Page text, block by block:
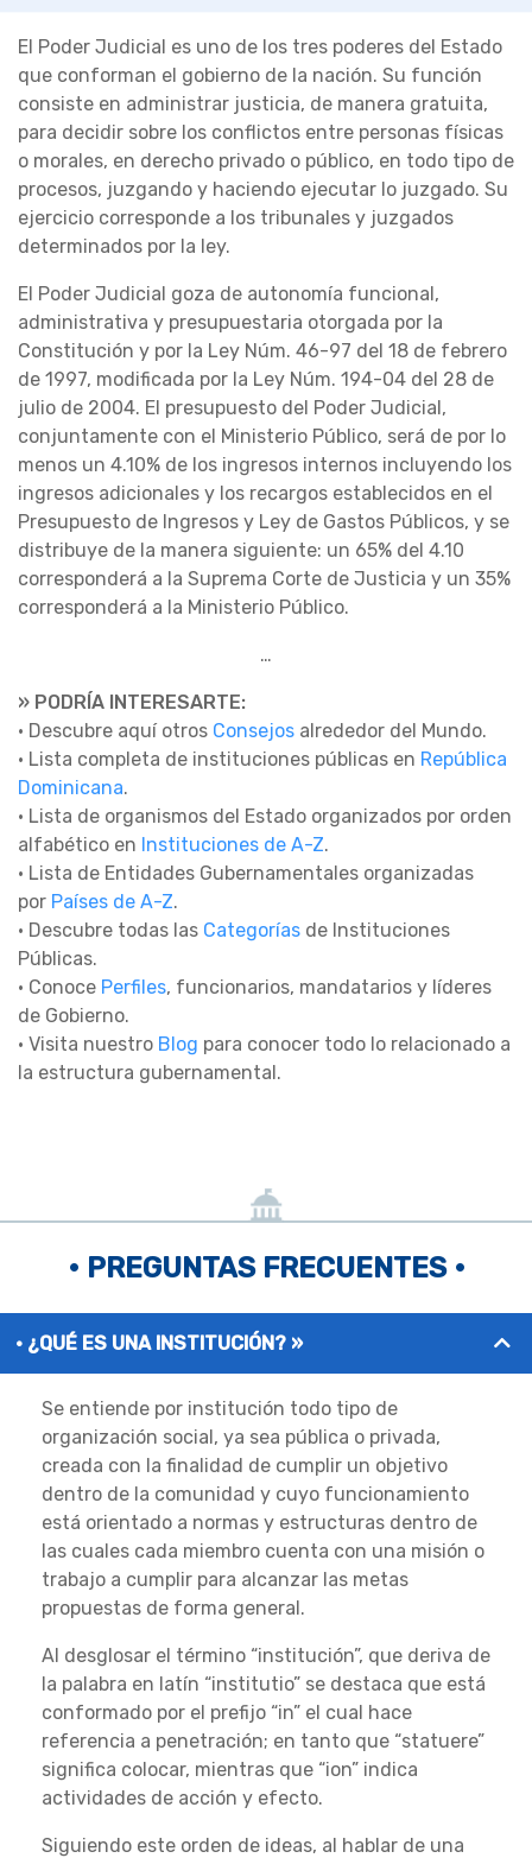
El Poder Judicial es uno de los tres poderes del Estado
que conforman el gobierno de la nación. Su función
consiste en administrar justicia, de manera gratuita,
para decidir sobre los conflictos entre personas físicas
o morales, en derecho privado o público, en todo tipo de
procesos, juzgando y haciendo ejecutar lo juzgado. Su
ejercicio corresponde a los tribunales y juzgados
determinados por la ley.
El Poder Judicial goza de autonomía funcional,
administrativa y presupuestaria otorgada por la
Constitución y por la Ley Núm. 46-97 del 18 de febrero
de 1997, modificada por la Ley Núm. 194-04 del 28 de
julio de 2004. El presupuesto del Poder Judicial,
conjuntamente con el Ministerio Público, será de por lo
menos un 4.10% de los ingresos internos incluyendo los
ingresos adicionales y los recargos establecidos en el
Presupuesto de Ingresos y Ley de Gastos Públicos, y se
distribuye de la manera siguiente: un 65% del 4.10
corresponderá a la Suprema Corte de Justicia y un 35%
corresponderá a la Ministerio Público.
…
» PODRÍA INTERESARTE:
• Descubre aquí otros Consejos alrededor del Mundo.
• Lista completa de instituciones públicas en República
Dominicana.
• Lista de organismos del Estado organizados por orden
alfabético en Instituciones de A-Z.
• Lista de Entidades Gubernamentales organizadas
por Países de A-Z.
• Descubre todas las Categorías de Instituciones
Públicas.
• Conoce Perfiles, funcionarios, mandatarios y líderes
de Gobierno.
• Visita nuestro Blog para conocer todo lo relacionado a
la estructura gubernamental.
• PREGUNTAS FRECUENTES •
¿QUÉ ES UNA INSTITUCIÓN? »
Se entiende por institución todo tipo de
organización social, ya sea pública o privada,
creada con la finalidad de cumplir un objetivo
dentro de la comunidad y cuyo funcionamiento
está orientado a normas y estructuras dentro de
las cuales cada miembro cuenta con una misión o
trabajo a cumplir para alcanzar las metas
propuestas de forma general.
Al desglosar el término “institución”, que deriva de
la palabra en latín “institutio” se destaca que está
conformado por el prefijo “in” el cual hace
referencia a penetración; en tanto que “statuere”
significa colocar, mientras que “ion” indica
actividades de acción y efecto.
Siguiendo este orden de ideas, al hablar de una